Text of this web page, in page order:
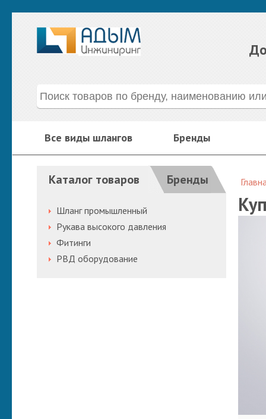
Все виды шлангов Бренды
Каталог товаров Бренды
Шланг промышленный
Рукава высокого давления
Фитинги
РВД оборудование